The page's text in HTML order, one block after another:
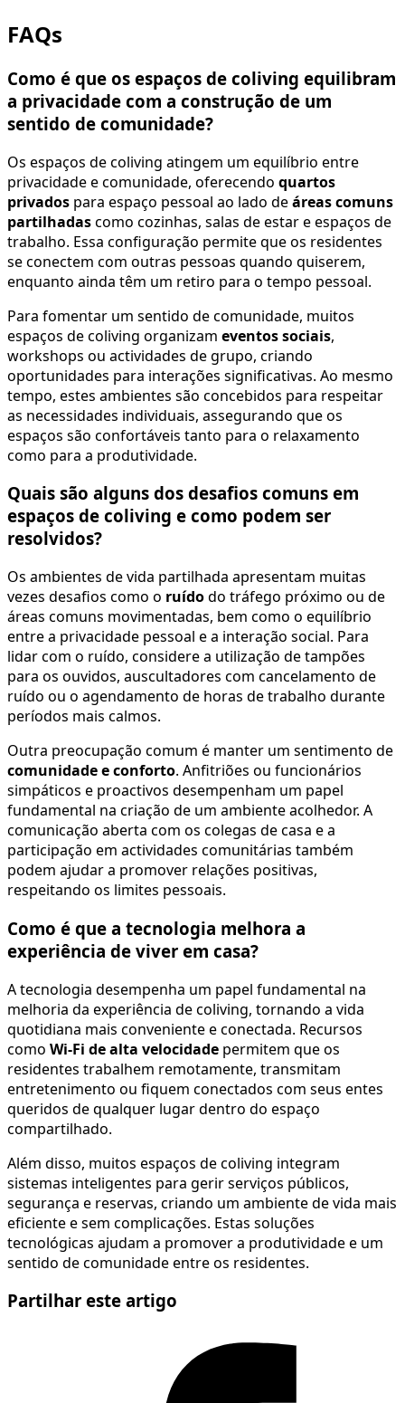
FAQs
Como é que os espaços de coliving equilibram
a privacidade com a construção de um
sentido de comunidade?
Os espaços de coliving atingem um equilíbrio entre
privacidade e comunidade, oferecendo quartos
privados para espaço pessoal ao lado deáreas comuns
partilhadascomo cozinhas, salas de estar e espaços de
trabalho. Essa configuração permite que os residentes
se conectem com outras pessoas quando quiserem,
enquanto ainda têm um retiro para o tempo pessoal.
Para fomentar um sentido de comunidade, muitos
espaços de coliving organizam eventos sociais,
workshops ou actividades de grupo, criando
oportunidades para interações significativas. Ao mesmo
tempo, estes ambientes são concebidos para respeitar
as necessidades individuais, assegurando que os
espaços são confortáveis tanto para o relaxamento
como para a produtividade.
Quais são alguns dos desafios comuns em
espaços de coliving e como podem ser
resolvidos?
Os ambientes de vida partilhada apresentam muitas
vezes desafios como o ruídodo tráfego próximo ou de
áreas comuns movimentadas, bem como o equilíbrio
entre a privacidade pessoal e a interação social. Para
lidar com o ruído, considere a utilização de tampões
para os ouvidos, auscultadores com cancelamento de
ruído ou o agendamento de horas de trabalho durante
períodos mais calmos.
Outra preocupação comum é manter um sentimento de
comunidade e conforto. Anfitriões ou funcionários
simpáticos e proactivos desempenham um papel
fundamental na criação de um ambiente acolhedor. A
comunicação aberta com os colegas de casa e a
participação em actividades comunitárias também
podem ajudar a promover relações positivas,
respeitando os limites pessoais.
Como é que a tecnologia melhora a
experiência de viver em casa?
A tecnologia desempenha um papel fundamental na
melhoria da experiência de coliving, tornando a vida
quotidiana mais conveniente e conectada. Recursos
como Wi-Fi de alta velocidade permitem que os
residentes trabalhem remotamente, transmitam
entretenimento ou fiquem conectados com seus entes
queridos de qualquer lugar dentro do espaço
compartilhado.
Além disso, muitos espaços de coliving integram
sistemas inteligentes para gerir serviços públicos,
segurança e reservas, criando um ambiente de vida mais
eficiente e sem complicações. Estas soluções
tecnológicas ajudam a promover a produtividade e um
sentido de comunidade entre os residentes.
Partilhar este artigo